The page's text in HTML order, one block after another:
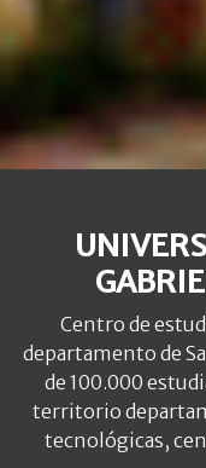
Centro de
departamento de
de 100.000
territorio
tecnológicas,